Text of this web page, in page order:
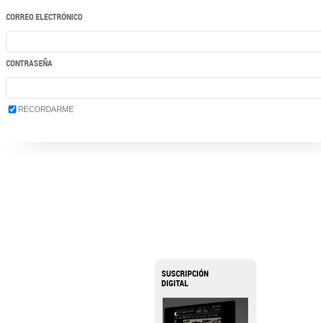
CORREO ELECTRÓNICO
CONTRASEÑA
RECORDARME
SUSCRIPCIÓN
DIGITAL